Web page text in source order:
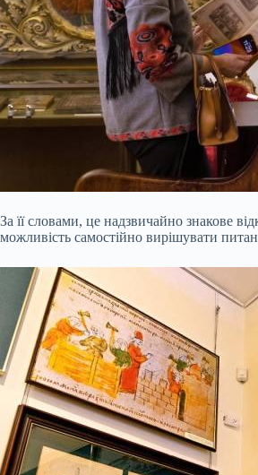
За її словами, це надзвичайно знакове
можливість самостійно вирішувати